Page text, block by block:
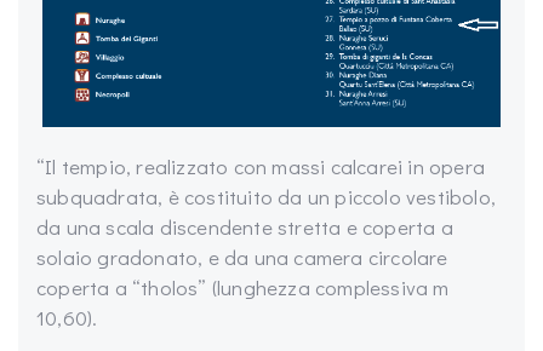
“Il tempio, realizzato con massi calcarei in opera
subquadrata, è costituito da un piccolo vestibolo,
da una scala discendente stretta e coperta a
solaio gradonato, e da una camera circolare
coperta a “tholos” (lunghezza complessiva m
10,60).